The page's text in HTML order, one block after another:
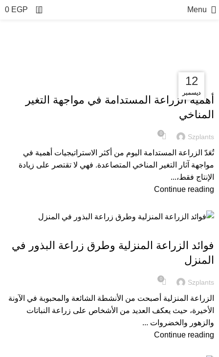
Menu
0
0 EGP
21
سبتمبر
العناية بالنباتات
أهمية الزراعة المستدامة في مواجهة التغير
المناخي
Szplants
0
تُعَدّ الزراعة المستدامة اليوم من أكثر الاستراتيجيات أهمية في
مواجهة آثار التغير المناخي المتصاعدة. فهي لا تقتصر على زيادة
الإنتاج فقط،...
Continue reading
19
ديسمبر
فوائد الزراعة المنزلية وطرق زراعة البذور في
المنزل
Szplants
0
الزراعة المنزلية أصبحت من الأنشطة الشائعة والمحبوبة في الآونة
الأخيرة، حيث يعكف العديد من الأشخاص على زراعة النباتات
والزهور والخضروات ...
Continue reading
12
ديسمبر